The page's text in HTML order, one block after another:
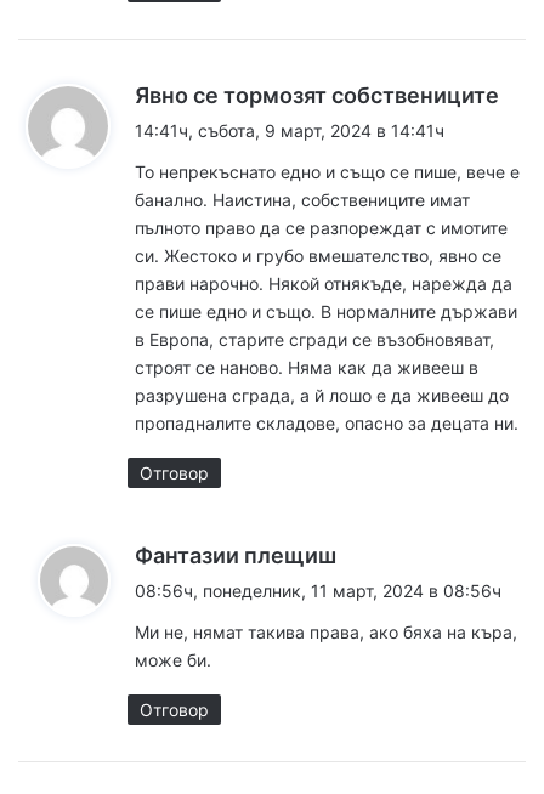
Явно се тормозят собствениците
а
14:41ч, събота, 9 март, 2024 в 14:41ч
То непрекъснато едно и също се пише, вече е
банално. Наистина, собствениците имат
пълното право да се разпореждат с имотите
си. Жестоко и грубо вмешателство, явно се
прави нарочно. Някой отнякъде, нарежда да
се пише едно и също. В нормалните държави
в Европа, старите сгради се възобновяват,
строят се наново. Няма как да живееш в
разрушена сграда, а й лошо е да живееш до
пропадналите складове, опасно за децата ни.
Отговор
Фантазии плещиш
а
а
08:56ч, понеделник, 11 март, 2024 в 08:56ч
Ми не, нямат такива права, ако бяха на къра,
може би.
Отговор